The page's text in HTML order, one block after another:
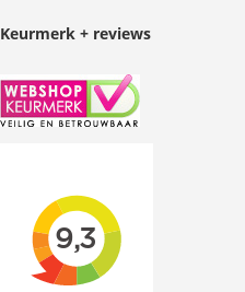
Keurmerk + reviews